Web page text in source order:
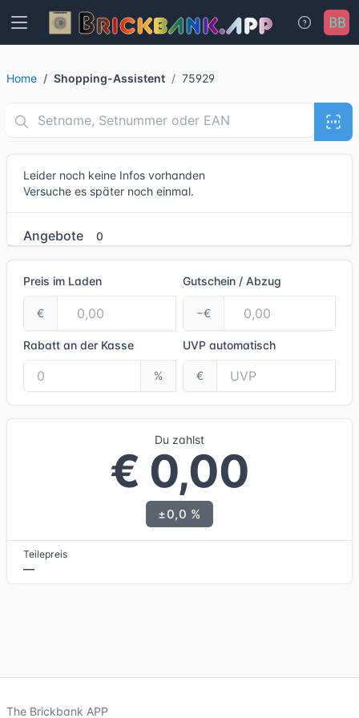
Home Shopping-Assistent 75929
Leider noch keine Infos vorhanden
Versuche es später noch einmal.
Angebote 0
Preis im Laden
€
Gutschein / Abzug
−€
Rabatt an der Kasse
%
UVP automatisch
€
Du zahlst
€ 0,00
±0,0 %
Teilepreis
—
The Brickbank APP